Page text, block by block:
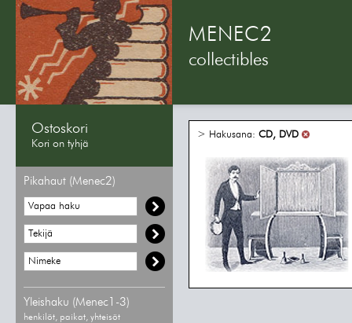
MENEC2
collectibles
Ostoskori
Kori on tyhjä
Pikahaut (Menec2)
Yleishaku (Menec1-3)
henkilöt, paikat, yhteisöt
> Hakusana: CD, DVD